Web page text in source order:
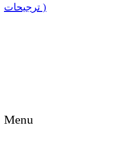
ترجیحات )
Menu